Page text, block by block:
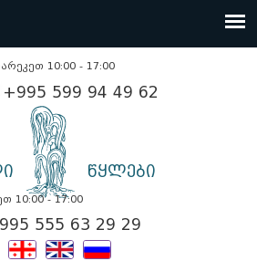
დარეკეთ 10:00 - 17:00
წყლები